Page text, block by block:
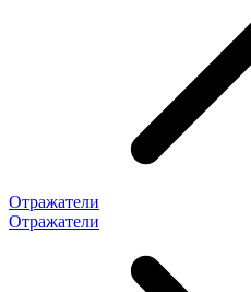
Отражатели
Отражатели